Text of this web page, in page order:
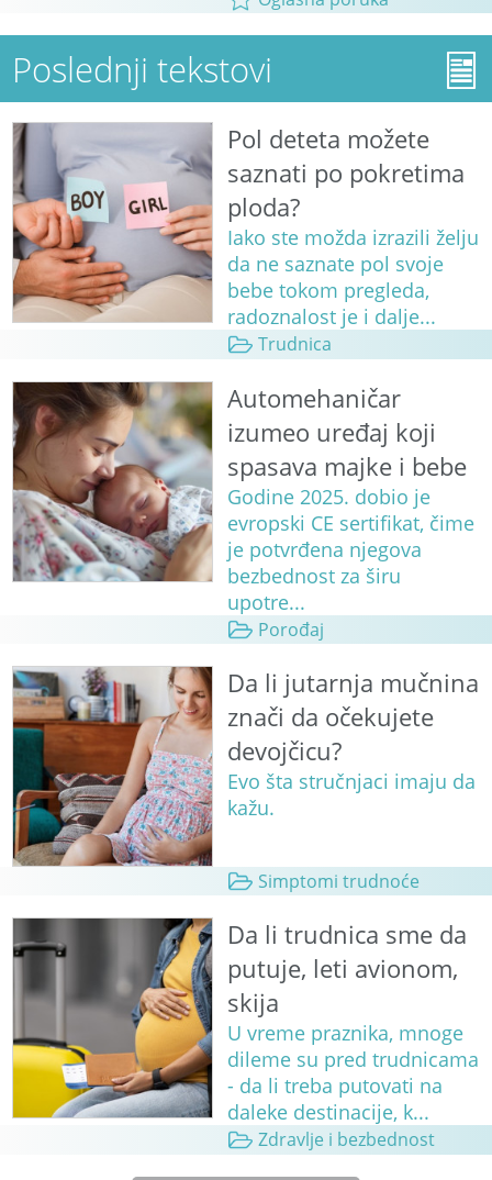
Poslednji tekstovi
Pol deteta možete
saznati po pokretima
ploda?
Iako ste možda izrazili želju
da ne saznate pol svoje
bebe tokom pregleda,
radoznalost je i dalje...
Trudnica
Automehaničar
izumeo uređaj koji
spasava majke i bebe
Godine 2025. dobio je
evropski CE sertifikat, čime
je potvrđena njegova
bezbednost za širu
upotre...
Porođaj
Da li jutarnja mučnina
znači da očekujete
devojčicu?
Evo šta stručnjaci imaju da
kažu.
Simptomi trudnoće
Da li trudnica sme da
putuje, leti avionom,
skija
U vreme praznika, mnoge
dileme su pred trudnicama
- da li treba putovati na
daleke destinacije, k...
Zdravlje i bezbednost